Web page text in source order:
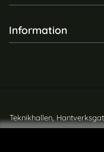
Information
Teknikhallen,